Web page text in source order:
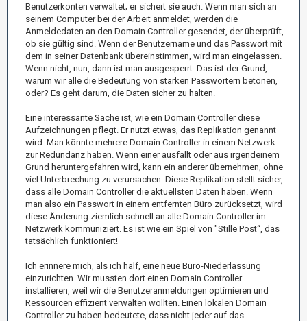
Benutzerkonten verwaltet; er sichert sie auch. Wenn man sich an
seinem Computer bei der Arbeit anmeldet, werden die
Anmeldedaten an den Domain Controller gesendet, der überprüft,
ob sie gültig sind. Wenn der Benutzername und das Passwort mit
dem in seiner Datenbank übereinstimmen, wird man eingelassen.
Wenn nicht, nun, dann ist man ausgesperrt. Das ist der Grund,
warum wir alle die Bedeutung von starken Passwörtern betonen,
oder? Es geht darum, die Daten sicher zu halten.
Eine interessante Sache ist, wie ein Domain Controller diese
Aufzeichnungen pflegt. Er nutzt etwas, das Replikation genannt
wird. Man könnte mehrere Domain Controller in einem Netzwerk
zur Redundanz haben. Wenn einer ausfällt oder aus irgendeinem
Grund heruntergefahren wird, kann ein anderer übernehmen, ohne
viel Unterbrechung zu verursachen. Diese Replikation stellt sicher,
dass alle Domain Controller die aktuellsten Daten haben. Wenn
man also ein Passwort in einem entfernten Büro zurücksetzt, wird
diese Änderung ziemlich schnell an alle Domain Controller im
Netzwerk kommuniziert. Es ist wie ein Spiel von "Stille Post“, das
tatsächlich funktioniert!
Ich erinnere mich, als ich half, eine neue Büro-Niederlassung
einzurichten. Wir mussten dort einen Domain Controller
installieren, weil wir die Benutzeranmeldungen optimieren und
Ressourcen effizient verwalten wollten. Einen lokalen Domain
Controller zu haben bedeutete, dass nicht jeder auf das